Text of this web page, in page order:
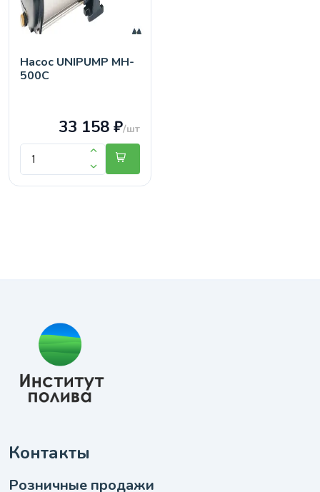
Насос UNIPUMP MH-
500C
33 158 ₽/шт
Контакты
Розничные продажи